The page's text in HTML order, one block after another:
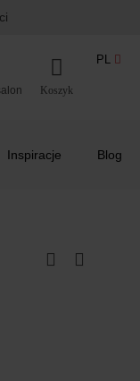
Koszyk
PL
Inspiracje Blog